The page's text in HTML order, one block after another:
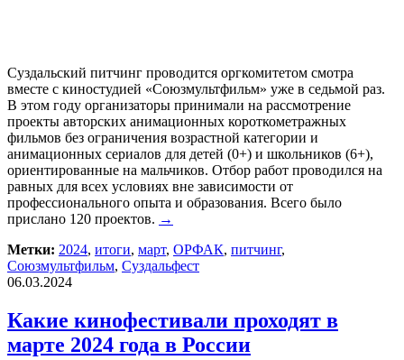
Суздальский питчинг проводится оргкомитетом смотра
вместе с киностудией «Союзмультфильм» уже в седьмой раз.
В этом году организаторы принимали на рассмотрение
проекты авторских анимационных короткометражных
фильмов без ограничения возрастной категории и
анимационных сериалов для детей (0+) и школьников (6+),
ориентированные на мальчиков. Отбор работ проводился на
равных для всех условиях вне зависимости от
профессионального опыта и образования. Всего было
прислано 120 проектов. →
Метки: 2024, итоги, март, ОРФАК, питчинг,
Союзмультфильм, Суздальфест
06.03.2024
Какие кинофестивали проходят в
марте 2024 года в России